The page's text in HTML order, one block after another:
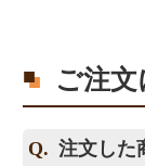
ご注
注文した